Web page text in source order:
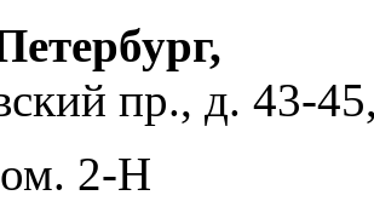
пр., д. 43-
2-Н